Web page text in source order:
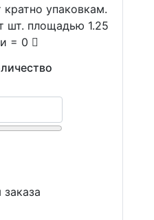
упаковкам.
шт. площадью 1.25
= 0